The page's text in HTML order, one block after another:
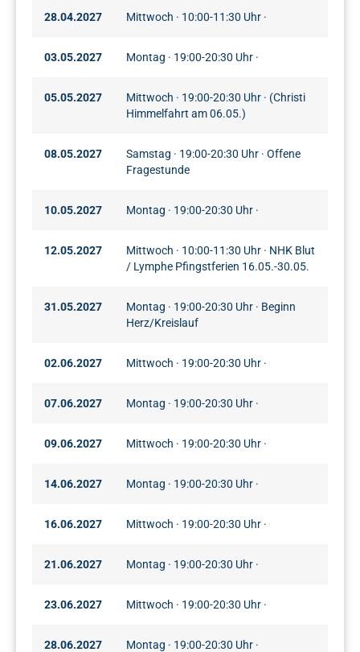
28.04.2027 Mittwoch · 10:00-11:30 Uhr ·
03.05.2027 Montag · 19:00-20:30 Uhr ·
05.05.2027
Mittwoch · 19:00-20:30 Uhr · (Christi
Himmelfahrt am 06.05.)
08.05.2027
Samstag · 19:00-20:30 Uhr · Offene
Fragestunde
10.05.2027 Montag · 19:00-20:30 Uhr ·
12.05.2027
Mittwoch · 10:00-11:30 Uhr · NHK Blut
/ Lymphe Pfingstferien 16.05.-30.05.
31.05.2027
Montag · 19:00-20:30 Uhr · Beginn
Herz/Kreislauf
02.06.2027 Mittwoch · 19:00-20:30 Uhr ·
07.06.2027 Montag · 19:00-20:30 Uhr ·
09.06.2027 Mittwoch · 19:00-20:30 Uhr ·
14.06.2027 Montag · 19:00-20:30 Uhr ·
16.06.2027 Mittwoch · 19:00-20:30 Uhr ·
21.06.2027 Montag · 19:00-20:30 Uhr ·
23.06.2027 Mittwoch · 19:00-20:30 Uhr ·
28.06.2027 Montag · 19:00-20:30 Uhr ·